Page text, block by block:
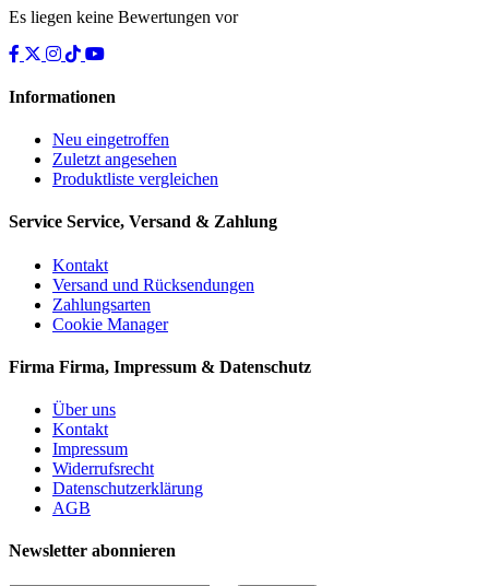
Es liegen keine Bewertungen vor
Informationen
Neu eingetroffen
Zuletzt angesehen
Produktliste vergleichen
Service Service, Versand & Zahlung
Kontakt
Versand und Rücksendungen
Zahlungsarten
Cookie Manager
Firma Firma, Impressum & Datenschutz
Über uns
Kontakt
Impressum
Widerrufsrecht
Datenschutzerklärung
AGB
Newsletter abonnieren